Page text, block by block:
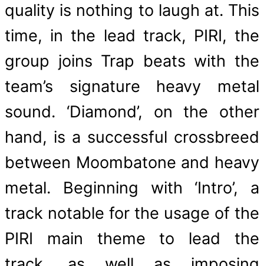
quality is nothing to laugh at. This
time, in the lead track, PIRI, the
group joins Trap beats with the
team’s signature heavy metal
sound. ‘Diamond’, on the other
hand, is a successful crossbreed
between Moombatone and heavy
metal. Beginning with ‘Intro’, a
track notable for the usage of the
PIRI main theme to lead the